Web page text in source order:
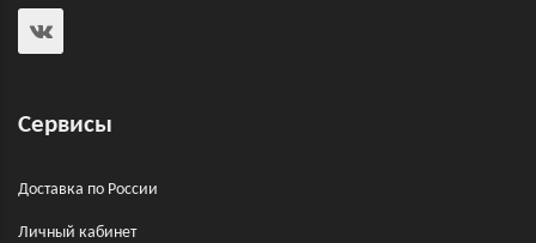
Сервисы
Доставка по России
Личный кабинет